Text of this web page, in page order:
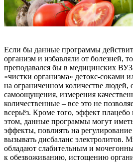
Если бы данные программы
организм и избавляли от болезней,
преподавался бы в медицинских
«чистки организма» детокс-соками
на ограниченном количестве людей,
самоощущения, измерения
количественные – все это не
всерьёз. Кроме того, эффект
этом, данные программы могут
эффекты, повлиять на
вызывать дисбаланс электролитов.
обладают слабительным и
к обезвоживанию, истощению